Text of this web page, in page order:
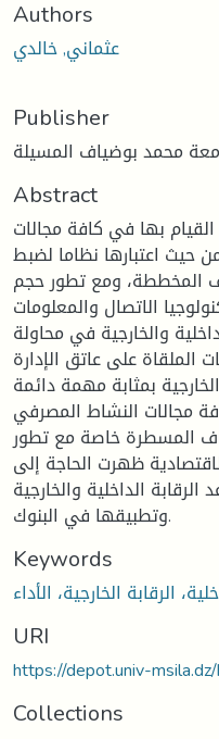
Authors
عثماني, خالدي
Publisher
محمد بوضياف المسيلة
Abstract
القیام بها في كافة مجالات
حیث اعتبارها نظاما لضبط
المخططة، ومع تطور حجم
الاتصال والمعلومات
والخارجیة في محاولة
على عاتق الإدارة،
بمثابة مهمة دائمة
مجالات النشاط المصرفي
المسطرة خاصة مع تطور
ظهرت الحاجة إلى
الداخلیة والخارجیة
وتطبیقها في البنوك.
Keywords
URI
https://depot.univ-
Collections